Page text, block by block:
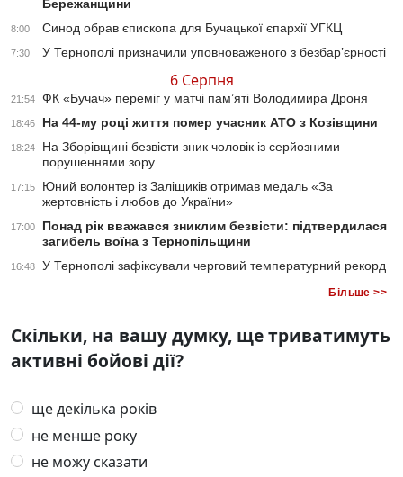
Бережанщини
8:00 Синод обрав єпископа для Бучацької єпархії УГКЦ
7:30 У Тернополі призначили уповноваженого з безбар’єрності
6 Серпня
21:54 ФК «Бучач» переміг у матчі пам’яті Володимира Дроня
18:46 На 44-му році життя помер учасник АТО з Козівщини
18:24
На Зборівщині безвісти зник чоловік із серйозними
порушеннями зору
17:15
Юний волонтер із Заліщиків отримав медаль «За
жертовність і любов до України»
17:00
Понад рік вважався зниклим безвісти: підтвердилася
загибель воїна з Тернопільщини
16:48 У Тернополі зафіксували черговий температурний рекорд
Більше >>
Скільки, на вашу думку, ще триватимуть
активні бойові дії?
ще декілька років
не менше року
не можу сказати